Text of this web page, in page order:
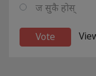
ज सुकै होस्